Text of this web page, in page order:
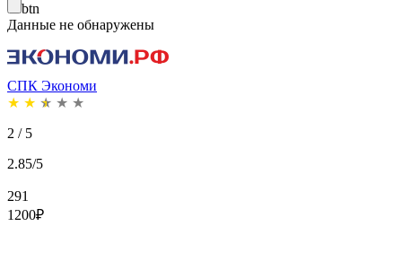
btn
Данные не обнаружены
СПК Экономи
★ ★ ★ ★ ★
2 / 5
2.85/5
291
1200₽